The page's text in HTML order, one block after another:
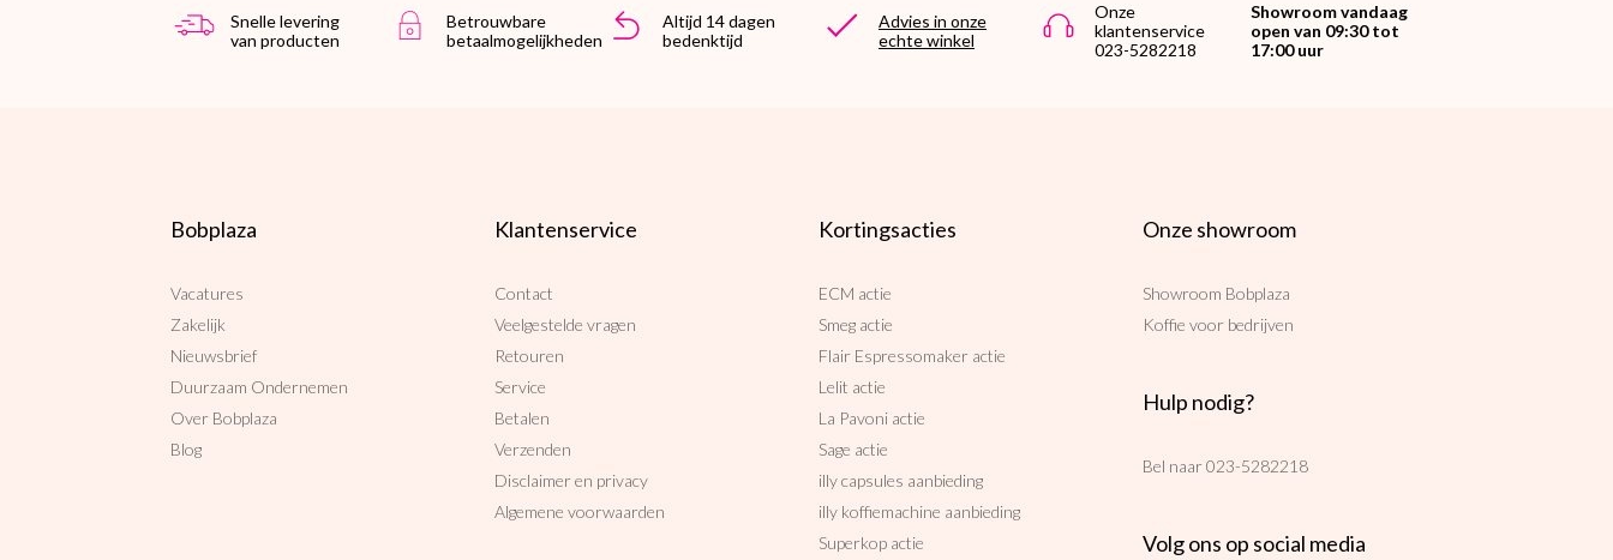
Snelle levering
van producten
Betrouwbare
betaalmogelijkheden
Altijd 14 dagen
bedenktijd
Advies in onze
echte winkel
Onze
klantenservice
023-5282218
Showroom vandaag
open van 09:30 tot
17:00 uur
Bobplaza
Vacatures
Zakelijk
Nieuwsbrief
Duurzaam Ondernemen
Over Bobplaza
Blog
Klantenservice
Contact
Veelgestelde vragen
Retouren
Service
Betalen
Verzenden
Disclaimer en privacy
Algemene voorwaarden
Kortingsacties
ECM actie
Smeg actie
Flair Espressomaker actie
Lelit actie
La Pavoni actie
Sage actie
illy capsules aanbieding
illy koffiemachine aanbieding
Superkop actie
Onze showroom
Showroom Bobplaza
Koffie voor bedrijven
Hulp nodig?
Bel naar 023-5282218
Volg ons op social media